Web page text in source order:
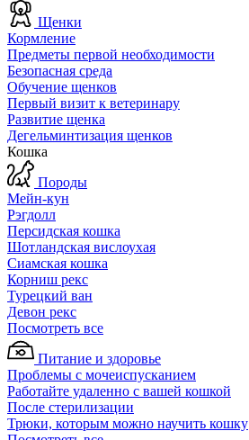
Щенки
Кормление
Предметы первой необходимости
Безопасная среда
Обучение щенков
Первый визит к ветеринару
Развитие щенка
Дегельминтизация щенков
Кошка
Породы
Мейн-кун
Рэгдолл
Персидская кошка
Шотландская вислоухая
Сиамская кошка
Корниш рекс
Турецкий ван
Девон рекс
Посмотреть все
Питание и здоровье
Проблемы с мочеиспусканием
Работайте удаленно с вашей кошкой
После стерилизации
Трюки, которым можно научить кошку